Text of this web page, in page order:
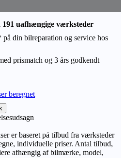
191 uafhængige værksteder
på din bilreparation og service hos
prismatch og 3 års godkendt
beregnet
er baseret på tilbud fra værksteder
individuelle priser. Antal tilbud,
afhængig af bilmærke, model,